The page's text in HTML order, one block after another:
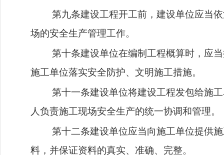
第九条建设工程开工前，建设单位应当
场的安全生产管理工作。
第十条建设单位在编制工程概算时，应
施工单位落实安全防护、文明施工措施。
第十一条建设单位将建设工程发包给施
人负责施工现场安全生产的统一协调和管理。
第十二条建设单位应当向施工单位提供
料，并保证资料的真实、准确、完整。